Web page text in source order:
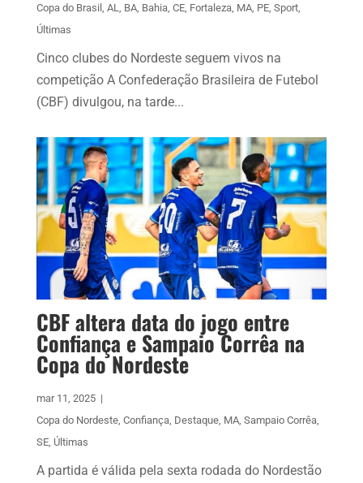
Copa do Brasil , AL, BA, Bahia, CE, Fortaleza, MA, PE, Sport,
Últimas
Cinco clubes do Nordeste seguem vivos na
competição A Confederação Brasileira de Futebol
(CBF) divulgou, na tarde...
CBF altera data do jogo entre
Confiança e Sampaio Corrêa na
Copa do Nordeste
mar 11, 2025 |
Copa do Nordeste, Confiança, Destaque, MA, Sampaio Corrêa,
SE, Últimas
A partida é válida pela sexta rodada do Nordestão